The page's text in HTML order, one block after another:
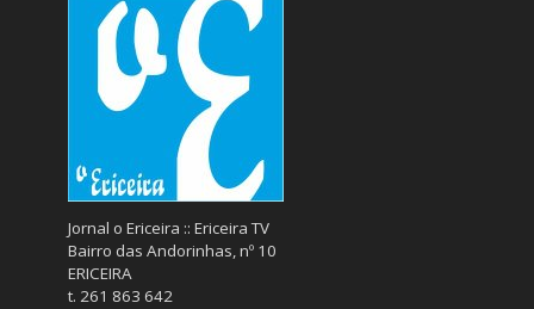
Jornal o Ericeira :: Ericeira TV
Bairro das Andorinhas, nº 10
ERICEIRA
t. 261 863 642